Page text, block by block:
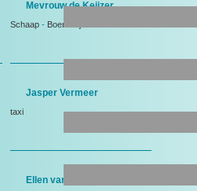
Mevrouw de Keijzer
Schaap - Boerderij
Jasper Vermeer
taxi
Ellen van der Spek